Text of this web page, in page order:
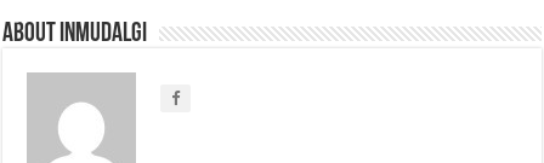
About inmudalgi